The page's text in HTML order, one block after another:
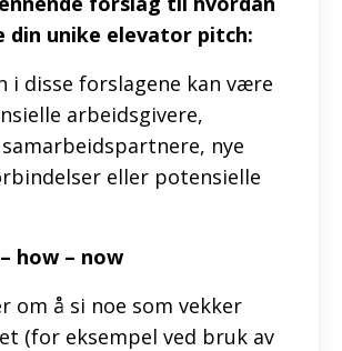
din unike elevator pitch:
i disse forslagene kan være
arbeidsgivere,
nye
eller potensielle
how – now
om å si noe som vekker
(for eksempel ved bruk av